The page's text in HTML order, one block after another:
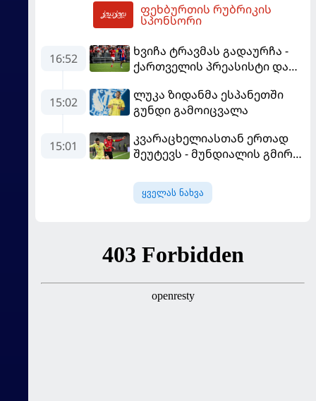
ფეხბურთის რუბრიკის
სპონსორი
16:52
ხვიჩა ტრავმას გადაურჩა -
ქართველის პრეასისტი და
იუნაიტედთან"
15:02
ლუკა ზიდანმა ესპანეთში
გუნდი გამოიცვალა
15:01
კვარაცხელიასთან ერთად
შეუტევს - მუნდიალის გმირი
გახდება
ყველას ნახვა